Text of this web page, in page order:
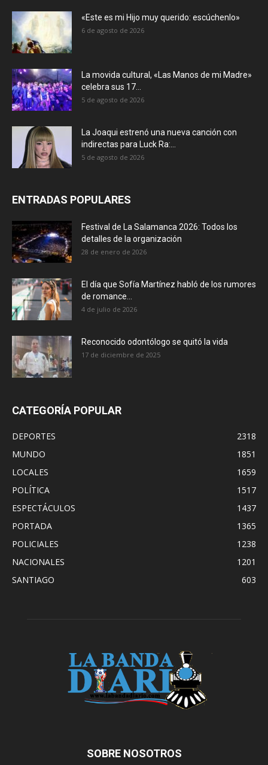
«Este es mi Hijo muy querido: escúchenlo»
6 de agosto de 2026
La movida cultural, «Las Manos de mi Madre»
celebra sus 17...
5 de agosto de 2026
La Joaqui estrenó una nueva canción con
indirectas para Luck Ra:...
5 de agosto de 2026
ENTRADAS POPULARES
Festival de La Salamanca 2026: Todos los
detalles de la organización
28 de enero de 2026
El día que Sofía Martínez habló de los rumores
de romance...
4 de julio de 2026
Reconocido odontólogo se quitó la vida
17 de diciembre de 2025
CATEGORÍA POPULAR
DEPORTES
2318
MUNDO
1851
LOCALES
1659
POLÍTICA
1517
ESPECTÁCULOS
1437
PORTADA
1365
POLICIALES
1238
NACIONALES
1201
SANTIAGO
603
SOBRE NOSOTROS